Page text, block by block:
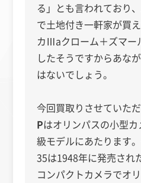
る」とも言われており
で土地付き一軒家が買
カⅢaクローム＋ズマー
したそうですからあな
はないでしょう。
今回買取りさせていた
Pはオリンパスの小型
級モデルにあたります
35は1948年に発売され
コンパクトカメラでオ